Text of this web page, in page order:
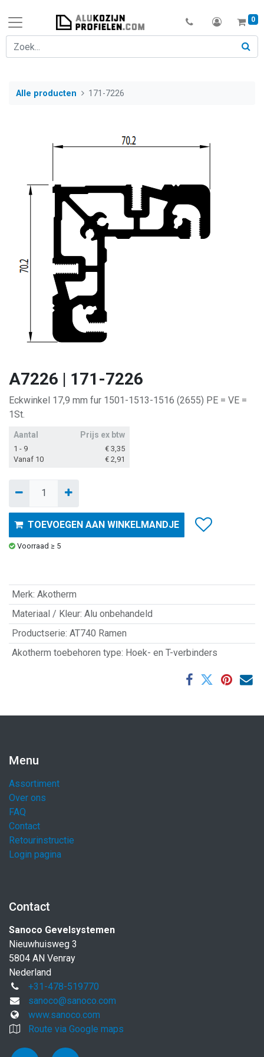
0
Alle producten 171-7226
A7226 | 171-7226
Eckwinkel 17,9 mm fur 1501-1513-1516 (2655) PE = VE =
1St.
Aantal Prijs ex btw
1 - 9 € 3,35
Vanaf 10
€ 2,91
TOEVOEGEN AAN WINKELMANDJE
Voorraad ≥ 5
Merk: Akotherm
Materiaal / Kleur: Alu onbehandeld
Productserie: AT740 Ramen
Akotherm toebehoren type: Hoek- en T-verbinders
Menu
Assortiment
Over ons
FAQ
Contact
Retourinstructie
Login pagina
Contact
Sanoco Gevelsystemen
Nieuwhuisweg 3
5804 AN Venray
Nederland
+31-478-519770
sanoco@sanoco.com
www.sanoco.com
Route via Google maps